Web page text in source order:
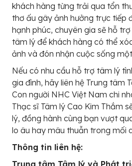
khách hàng từng trải qua tổn
thơ ấu gây ảnh hưởng trực tiếp
hạnh phúc, chuyên gia sẽ hỗ
tâm lý để khách hàng có thể
ảnh và đón nhận cuộc sống
Nếu có nhu cầu hỗ trợ tâm lý
gia đình, hãy liên hệ Trung tâm
Con người NHC Việt Nam chi
Thạc sĩ Tâm lý Cao Kim Thắm
lý, đồng hành cùng bạn vượt
lo âu hay mâu thuẫn trong mối
Thông tin liên hệ: